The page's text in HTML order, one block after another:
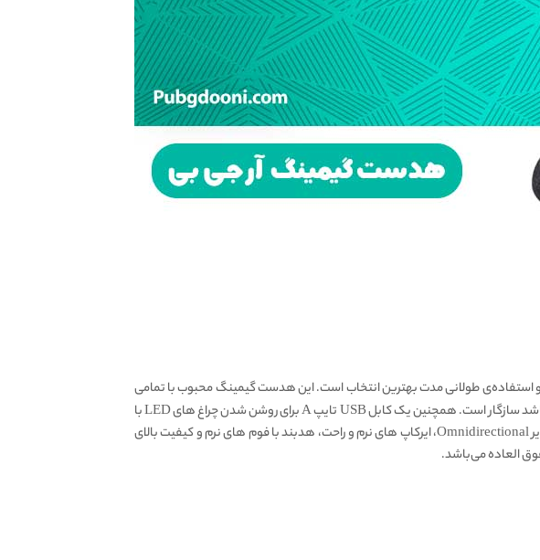
طولانی مدت بهترین انتخاب است. این هدست گیمینگ محبوب با تمامی
پلتفرم ها همچون Play Station، Xbox، PC، Nintendo، موبایل و هر دستگاهی که پورت ۳.۵ میلی متری داشته باشد سازگار است. همچنین یک کابل USB تایپ A برای روشن شدن چراغ های LED با
نور RGB در جعبه‌ی این هدست هدفون گیمینگ ارزان حرفه ای وجود دارد. صدای با کیفیت، میکروفون انعطاف پذیر Omnidirectional، ایرکاپ های نرم و راحت، هدبند با فوم های نرم و کیفیت بالای